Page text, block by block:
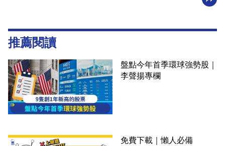
推薦閱讀
盤點今年首季環球強勢股｜
李聲揚專欄
免費下載｜懶人必備